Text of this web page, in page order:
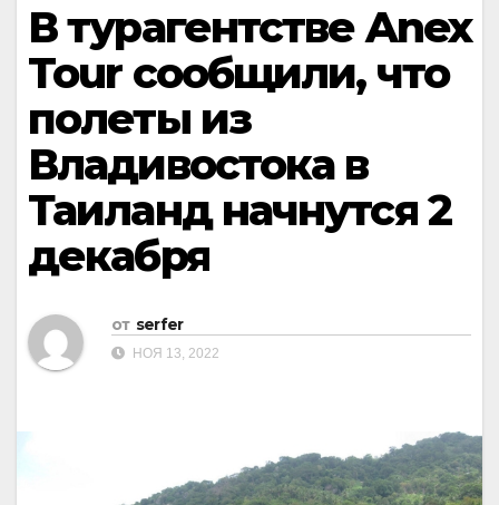
В турагентстве Anex
Tour сообщили, что
полеты из
Владивостока в
Таиланд начнутся 2
декабря
от serfer
НОЯ 13, 2022